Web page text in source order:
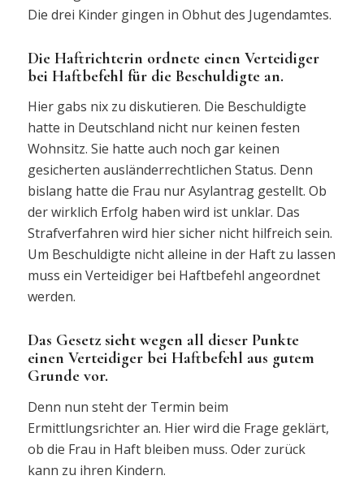
Die drei Kinder gingen in Obhut des Jugendamtes.
Die Haftrichterin ordnete einen Verteidiger
bei Haftbefehl für die Beschuldigte an.
Hier gabs nix zu diskutieren. Die Beschuldigte
hatte in Deutschland nicht nur keinen festen
Wohnsitz. Sie hatte auch noch gar keinen
gesicherten ausländerrechtlichen Status. Denn
bislang hatte die Frau nur Asylantrag gestellt. Ob
der wirklich Erfolg haben wird ist unklar. Das
Strafverfahren wird hier sicher nicht hilfreich sein.
Um Beschuldigte nicht alleine in der Haft zu lassen
muss ein Verteidiger bei Haftbefehl angeordnet
werden.
Das Gesetz sieht wegen all dieser Punkte
einen Verteidiger bei Haftbefehl aus gutem
Grunde vor.
Denn nun steht der Termin beim
Ermittlungsrichter an. Hier wird die Frage geklärt,
ob die Frau in Haft bleiben muss. Oder zurück
kann zu ihren Kindern.